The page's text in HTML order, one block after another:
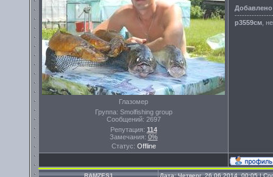
Глазомер
Группа: Smolfishing group
Сообщений: 2697
Репутация: 114
Замечания: 0%
Статус: Offline
Добавлено
р3559см ,
RAMZES1 Дата: Четверг, 26.06.2014, 00:05 |